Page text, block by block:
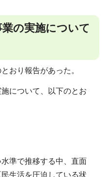
の実施について
おり報告があった。
について、以下のとお
準で推移する中、直面
生活を圧迫している状